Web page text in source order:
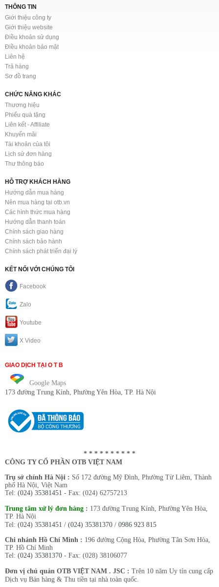
THÔNG TIN
Giới thiệu công ty
Giới thiệu website
Điều khoản sử dụng
Điều khoản bảo mật
Liên hệ
Trả hàng
Sơ đồ trang
CHỨC NĂNG KHÁC
Thương hiệu
Phiếu quà tặng
Liên kết - Affiliate
Khuyến mãi
Tài khoản của tôi
Lịch sử đơn hàng
Thư thông báo
HỖ TRỢ KHÁCH HÀNG
Hướng dẫn mua hàng
Nên mua hàng tại otb.vn
Các hình thức mua hàng
Hướng dẫn thanh toán
Chính sách giao hàng
Chính sách bảo hành
Chính sách phát triển đại lý
KẾT NỐI VỚI CHÚNG TÔI
Facebook
Zalo
Youtube
X Video
GIAO DỊCH TẠI O T B
Google Maps
173 đường Trung Kính, Phường Yên Hòa, TP. Hà Nội
* * * * * * * * * *
CÔNG TY CỔ PHẦN OTB VIỆT NAM
Trụ sở chính Hà Nội : Số 172 đường Mỹ Đình, Phường Từ Liêm, Thành
phố Hà Nội, Việt Nam
Tel: (024) 35381451 - Fax: (024) 62757213
Trung tâm xử lý đơn hàng : 173 đường Trung Kính, Phường Yên Hòa,
TP. Hà Nội
Tel: (024) 35381451 / (024) 35381370 / 0986 923 815
Chi nhánh Hồ Chí Minh : 196 đường Cộng Hòa, Phường Tân Sơn Hòa,
TP. Hồ Chí Minh
Tel: (024) 35381370 - Fax: (028) 38106077
Đơn vị chủ quản OTB VIỆT NAM . JSC : Trên 10 năm Uy tín cung cấp
Dịch vụ Bán hàng & Thu tiền tại nhà toàn quốc.